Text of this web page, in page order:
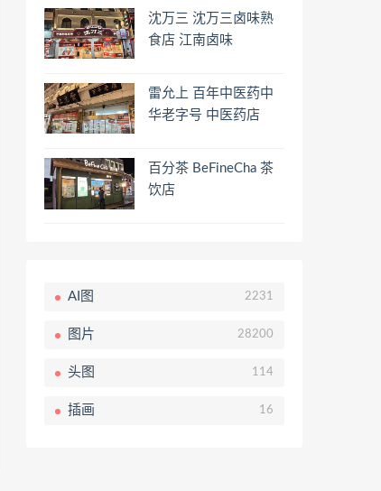
沈万三 沈万三卤味熟
食店 江南卤味
雷允上 百年中医药中
华老字号 中医药店
百分茶 BeFineCha 茶
饮店
AI图 2231
图片 28200
头图 114
插画 16